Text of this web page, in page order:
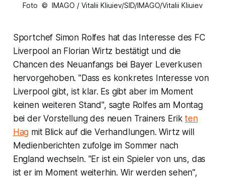
Foto © IMAGO / Vitalii Kliuiev/SID/IMAGO/Vitalii Kliuiev
Sportchef Simon Rolfes hat das Interesse des FC
Liverpool an Florian Wirtz bestätigt und die
Chancen des Neuanfangs bei Bayer Leverkusen
hervorgehoben. "Dass es konkretes Interesse von
Liverpool gibt, ist klar. Es gibt aber im Moment
keinen weiteren Stand", sagte Rolfes am Montag
bei der Vorstellung des neuen Trainers Erikten
Hag mit Blick auf die Verhandlungen. Wirtz will
Medienberichten zufolge im Sommer nach
England wechseln. "Er ist ein Spieler von uns, das
ist er im Moment weiterhin. Wir werden sehen",